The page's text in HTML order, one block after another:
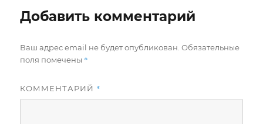
Добавить комментарий
Ваш адрес email не будет опубликован. Обязательные
поля помечены *
КОММЕНТАРИЙ *